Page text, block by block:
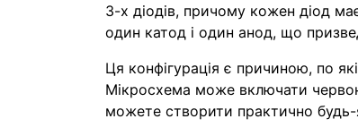
3-х діодів, причому кожен діод
один катод і один анод, що
Ця конфігурація є причиною, по
Мікросхема може включати
можете створити практично будь-